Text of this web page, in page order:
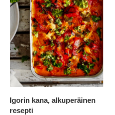
Igorin kana, alkuperäinen
resepti